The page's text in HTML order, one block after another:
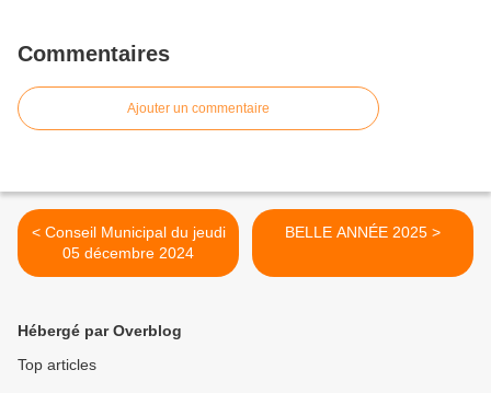
Commentaires
Ajouter un commentaire
< Conseil Municipal du jeudi
05 décembre 2024
BELLE ANNÉE 2025 >
Hébergé par Overblog
Top articles